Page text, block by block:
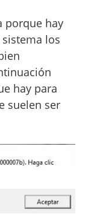
porque hay
los
hay para
suelen ser